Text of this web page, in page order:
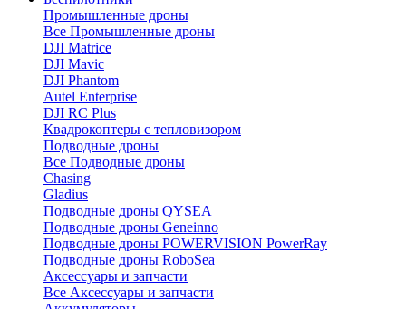
Промышленные дроны
Все Промышленные дроны
DJI Matrice
DJI Mavic
DJI Phantom
Autel Enterprise
DJI RC Plus
Квадрокоптеры с тепловизором
Подводные дроны
Все Подводные дроны
Chasing
Gladius
Подводные дроны QYSEA
Подводные дроны Geneinno
Подводные дроны POWERVISION PowerRay
Подводные дроны RoboSea
Аксессуары и запчасти
Все Аксессуары и запчасти